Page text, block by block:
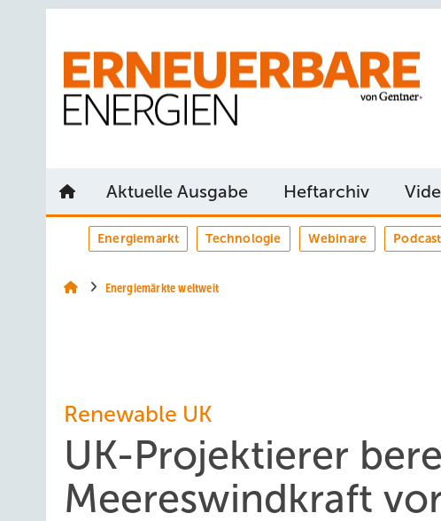
Aktuelle Ausgabe Heftarchiv
Energiemarkt Technologie Webinare
Energiemärkte weltweit
Renewable UK
UK-Projektierer
Meereswindkraft